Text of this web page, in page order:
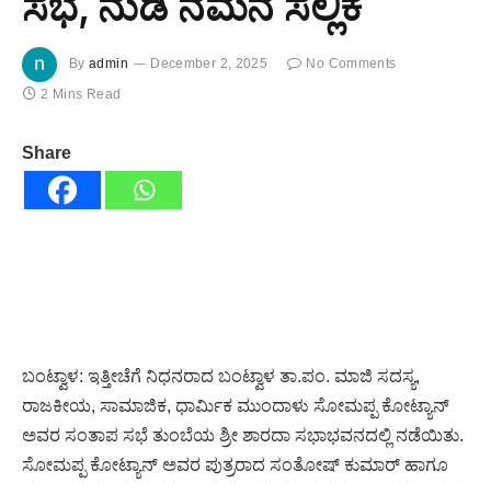
By admin December 2, 2025
No Comments
2 Mins Read
Share
ಬಂಟ್ವಾಳ: ಇತ್ತೀಚೆಗೆ ನಿಧನರಾದ ಬಂಟ್ವಾಳ ತಾ.ಪಂ. ಮಾಜಿ ಸದಸ್ಯ,
ರಾಜಕೀಯ, ಸಾಮಾಜಿಕ, ಧಾರ್ಮಿಕ ಮುಂದಾಳು ಸೋಮಪ್ಪ ಕೋಟ್ಯಾನ್
ಅವರ ಸಂತಾಪ ಸಭೆ ತುಂಬೆಯ ಶ್ರೀ ಶಾರದಾ ಸಭಾಭವನದಲ್ಲಿ ನಡೆಯಿತು.
ಸೋಮಪ್ಪ ಕೋಟ್ಯಾನ್ ಅವರ ಪುತ್ರರಾದ ಸಂತೋಷ್ ಕುಮಾರ್ ಹಾಗೂ